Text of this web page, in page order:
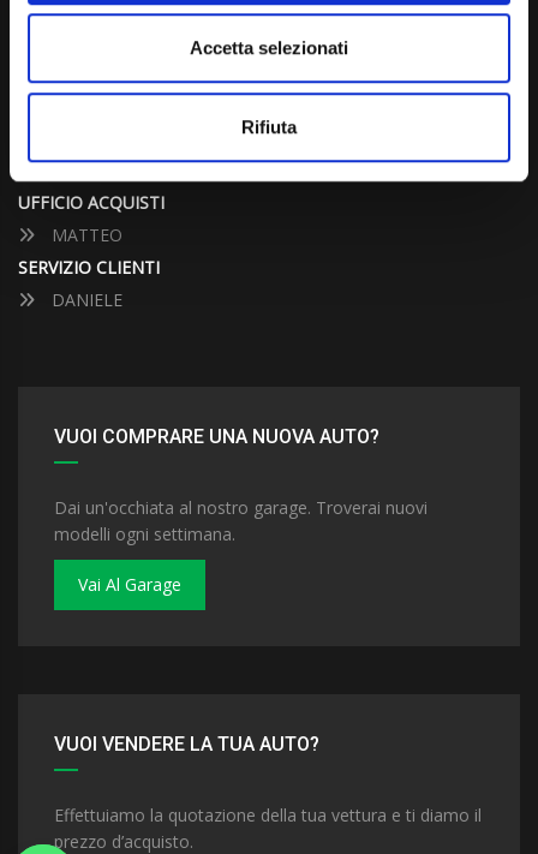
Accetta selezionati
Rifiuta
UFFICIO VENDITE
ALESSANDRO
UFFICIO ACQUISTI
MATTEO
SERVIZIO CLIENTI
DANIELE
VUOI COMPRARE UNA NUOVA AUTO?
Dai un'occhiata al nostro garage. Troverai nuovi
modelli ogni settimana.
Vai Al Garage
VUOI VENDERE LA TUA AUTO?
Effettuiamo la quotazione della tua vettura e ti diamo il
prezzo d’acquisto.